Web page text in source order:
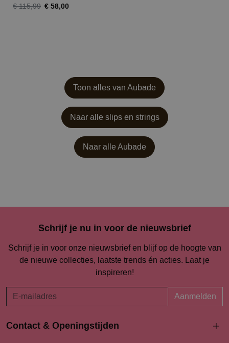
€ 115,99 € 58,00
Toon alles van Aubade
Naar alle slips en strings
Naar alleAubade
Schrijf je nu in voor de nieuwsbrief
Schrijf je in voor onze nieuwsbrief en blijf op de hoogte van
de nieuwe collecties, laatste trends én acties. Laat je
inspireren!
Aanmelden
Contact & Openingstijden